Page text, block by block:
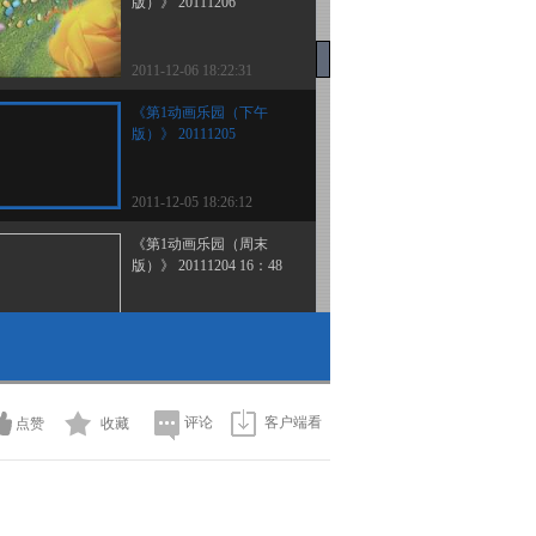
2011-12-06 18:22:31
《第1动画乐园（下午
版）》 20111205
2011-12-05 18:26:12
《第1动画乐园（周末
版）》 20111204 16：48
2011-12-04 17:18:16
点赞 收藏 评论 客户端看